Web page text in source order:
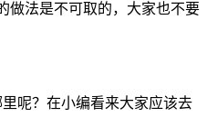
做法是不可取的，大家也不要
呢？在小编看来大家应该去